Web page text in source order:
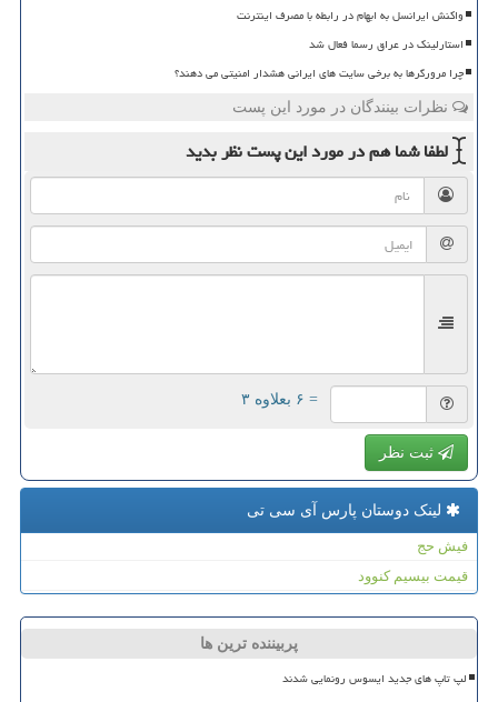
واکنش ایرانسل به ابهام در رابطه با مصرف اینترنت
استارلینک در عراق رسما فعال شد
چرا مرورگرها به برخی سایت های ایرانی هشدار امنیتی می دهند؟
نظرات بینندگان در مورد این پست
لطفا شما همدر مورد این پستنظر بدید
= ۶ بعلاوه ۳
ثبت نظر
لینک دوستان پارس آی سی تی
فیش حج
قیمت بیسیم کنوود
پربیننده ترین ها
لپ تاپ های جدید ایسوس رونمایی شدند